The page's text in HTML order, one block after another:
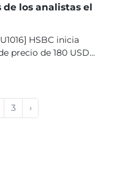
de los analistas el
HSBC inicia
precio de 180 USD...
3 ›